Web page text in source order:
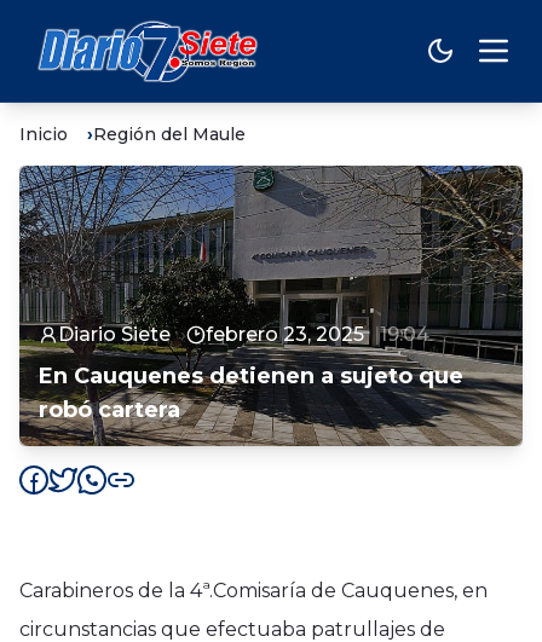
Inicio Región del Maule
Diario Siete febrero 23, 2025 19:04
En Cauquenes detienen a sujeto que
robó cartera
Carabineros de la 4ª.Comisaría de Cauquenes, en
circunstancias que efectuaba patrullajes de